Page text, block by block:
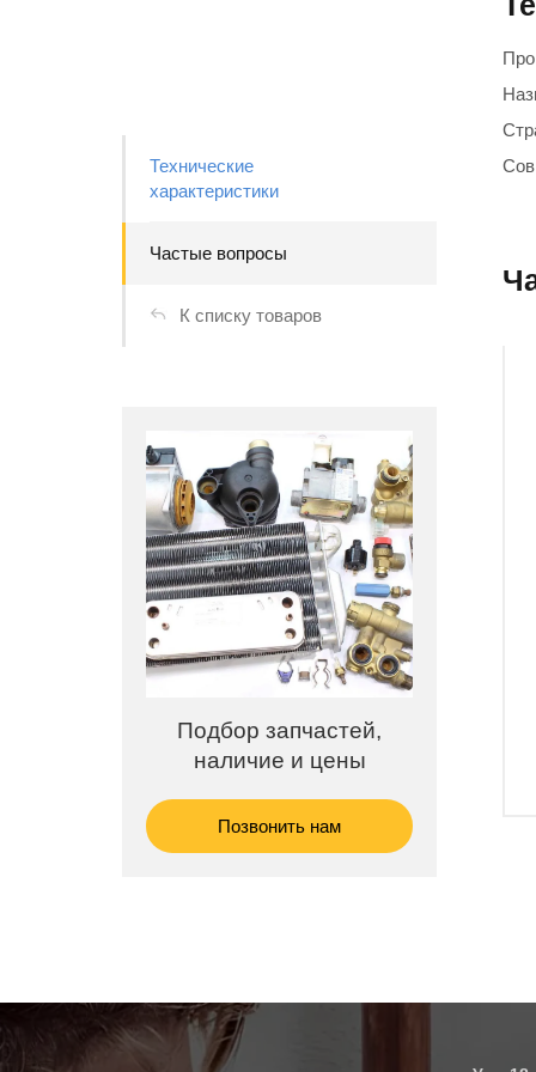
Технические
характеристики
Частые вопросы
К списку товаров
Подбор запчастей,
наличие и цены
Позвонить нам